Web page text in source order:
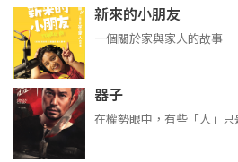
新來的小朋友
一個關於家與家人的故事
器子
在權勢眼中，有些「人」